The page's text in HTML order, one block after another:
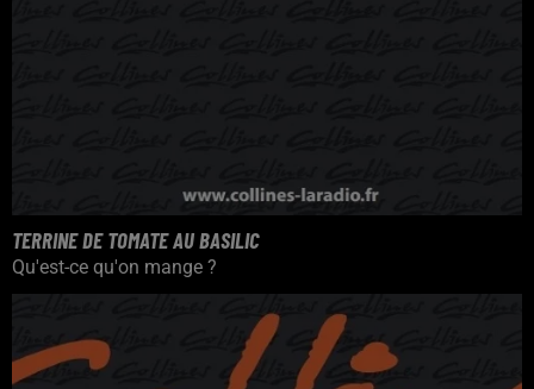
TERRINE DE TOMATE AU BASILIC
Qu'est-ce qu'on mange ?